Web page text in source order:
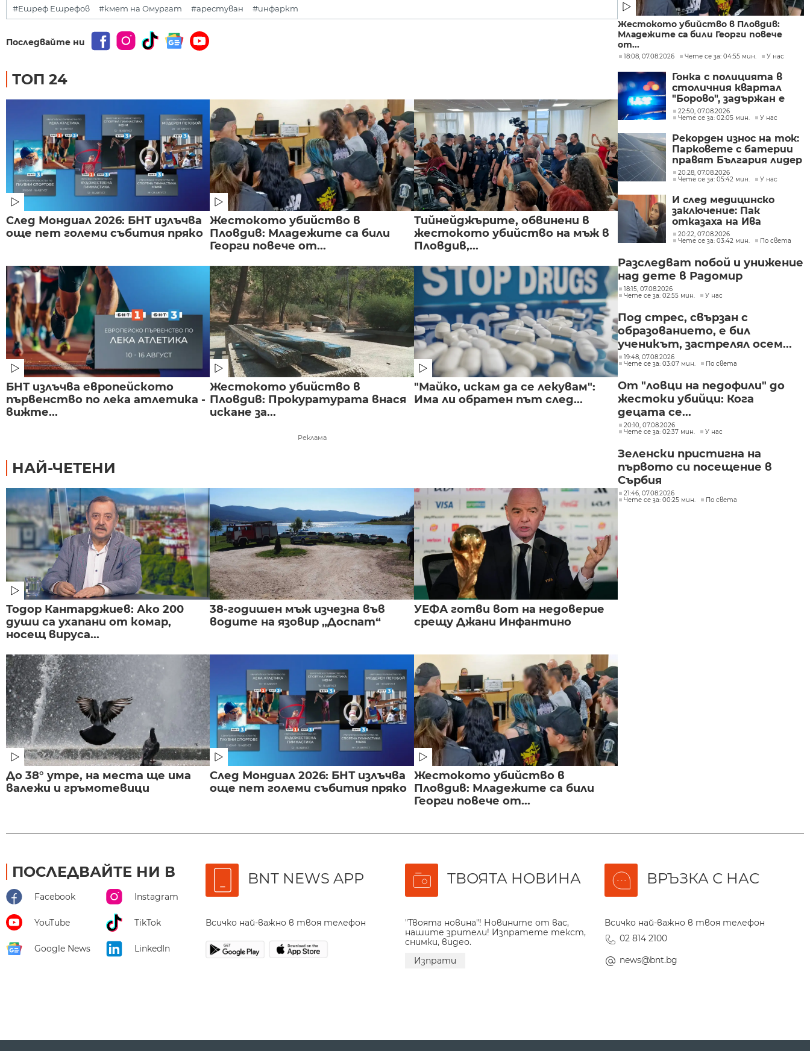
#Ешреф Ешрефов #кмет на Омургат #арестуван #инфаркт
Последвайте ни
ТОП 24
След Мондиал 2026: БНТ излъчва
още пет големи събития пряко
Жестокото убийство в
Пловдив: Младежите са били
Георги повече от...
Тийнейджърите, обвинени в
жестокото убийство на мъж в
Пловдив,...
БНТ излъчва европейското
първенство по лека атлетика -
вижте...
Жестокото убийство в
Пловдив: Прокуратурата внася
искане за...
"Майко, искам да се лекувам":
Има ли обратен път след...
Реклама
НАЙ-ЧЕТЕНИ
Тодор Кантарджиев: Ако 200
души са ухапани от комар,
носещ вируса...
38-годишен мъж изчезна във
водите на язовир „Доспат“
УЕФА готви вот на недоверие
срещу Джани Инфантино
До 38° утре, на места ще има
валежи и гръмотевици
След Мондиал 2026: БНТ излъчва
още пет големи събития пряко
Жестокото убийство в
Пловдив: Младежите са били
Георги повече от...
Жестокото убийство в Пловдив:
Младежите са били Георги повече
от...
18:08, 07.08.2026 Чете се за: 04:55 мин. У нас
Гонка с полицията в
столичния квартал
"Борово", задържан е
мъж, у когото са
намерени 460 000 евро
22:50, 07.08.2026
Чете се за: 02:05 мин.
У нас
Рекорден износ на ток:
Парковете с батерии
правят България лидер
на пазара
20:28, 07.08.2026
Чете се за: 05:42 мин.
У нас
И след медицинско
заключение: Пак
отказаха на Ива
Михайлова да се лекува
в България
20:22, 07.08.2026
Чете се за: 03:42 мин.
По света
Разследват побой и унижение
над дете в Радомир
18:15, 07.08.2026
Чете се за: 02:55 мин.
У нас
Под стрес, свързан с
образованието, е бил
ученикът, застрелял осем...
19:48, 07.08.2026
Чете се за: 03:07 мин.
По света
От "ловци на педофили" до
жестоки убийци: Кога
децата се...
20:10, 07.08.2026
Чете се за: 02:37 мин.
У нас
Зеленски пристигна на
първото си посещение в
Сърбия
21:46, 07.08.2026
Чете се за: 00:25 мин.
По света
ПОСЛЕДВАЙТЕ НИ В
Facebook Instagram
YouTube TikTok
Google News LinkedIn
BNT NEWS APP
Всичко най-важно в твоя телефон
ТВОЯТА НОВИНА
"Твоята новина"! Новините от вас,
нашите зрители! Изпратете текст,
снимки, видео.
Изпрати
ВРЪЗКА С НАС
Всичко най-важно в твоя телефон
02 814 2100
news@bnt.bg